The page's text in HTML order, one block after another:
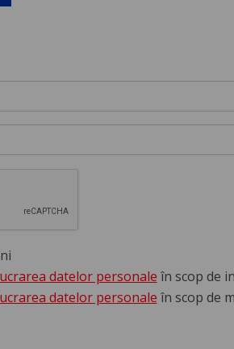
datelor personale în scop de
datelor personale în scop de